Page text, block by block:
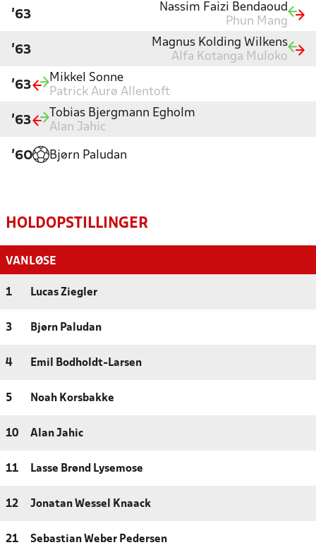
'63
Nassim Faizi Bendaoud
Phun Mang
'63
Magnus Kolding Wilkens
Alfa Kotanga Muloko
'63
Mikkel Sonne
Patrick Aurø Allentoft
'63
Tobias Bjergmann Egholm
Alan Jahic
'60 Bjørn Paludan
HOLDOPSTILLINGER
VANLØSE
1 Lucas Ziegler
3 Bjørn Paludan
4 Emil Bodholdt-Larsen
5 Noah Korsbakke
10 Alan Jahic
11 Lasse Brønd Lysemose
12 Jonatan Wessel Knaack
21 Sebastian Weber Pedersen